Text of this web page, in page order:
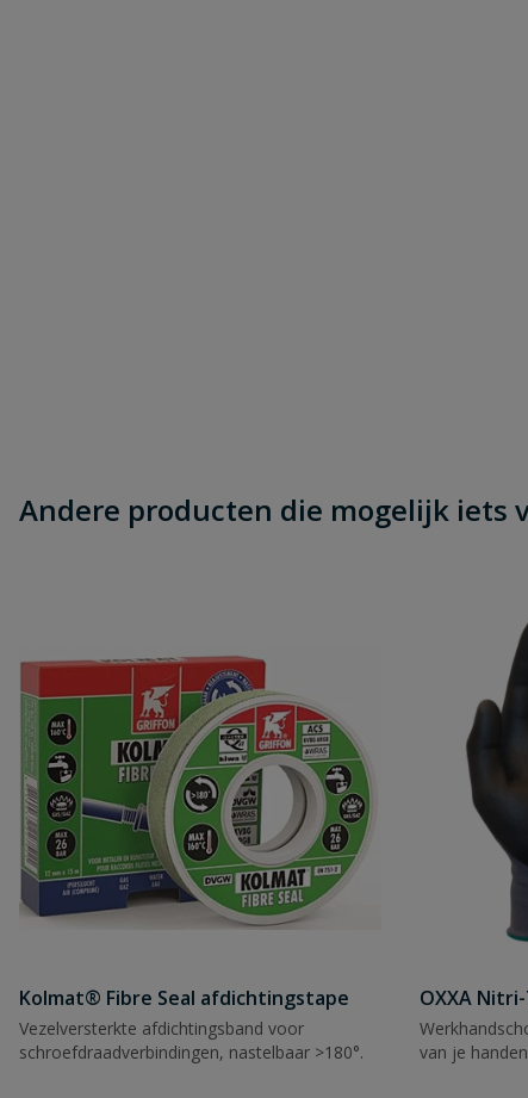
Andere producten die mogelijk iets
Kolmat® Fibre Seal afdichtingstape
Vezelversterkte afdichtingsband voor
schroefdraadverbindingen, nastelbaar >180°.
OXXA
van je